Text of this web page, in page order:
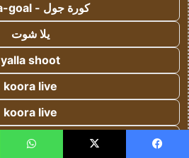
كورة جول - koora-goal
يلا شوت
yalla shoot
koora live
koora live
يلا شوت